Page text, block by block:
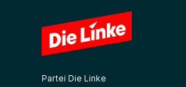
Partei Die Linke